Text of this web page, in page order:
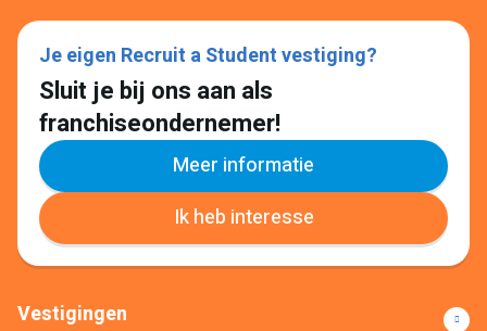
Je eigen Recruit a Student vestiging?
Sluit je bij ons aan als
franchiseondernemer!
Meer informatie
Ik heb interesse
Vestigingen